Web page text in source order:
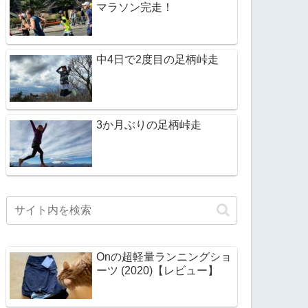
マラソン完走！
中4日で2度目の足柄峠走
3か月ぶりの足柄峠走
Onの超軽量ランニングショ
ーツ (2020)【レビュー】